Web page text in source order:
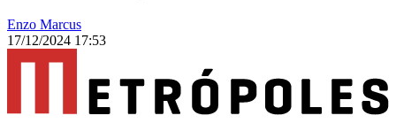
Enzo Marcus
17/12/2024 17:53